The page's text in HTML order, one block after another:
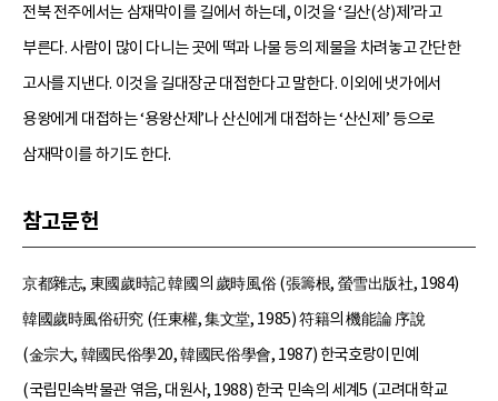
전북 전주에서는 삼재막이를 길에서 하는데, 이것을 ‘길산(상)제’라고
부른다. 사람이 많이 다니는 곳에 떡과 나물 등의 제물을 차려놓고 간단한
고사를 지낸다. 이것을 길대장군 대접한다고 말한다. 이외에 냇가에서
용왕에게 대접하는 ‘용왕산제’나 산신에게 대접하는 ‘산신제’ 등으로
삼재막이를 하기도 한다.
참고문헌
京都雜志, 東國歲時記 韓國의 歲時風俗 (張籌根, 螢雪出版社, 1984)
韓國歲時風俗硏究 (任東權, 集文堂, 1985) 符籍의 機能論 序說
(金宗大, 韓國民俗學20, 韓國民俗學會, 1987) 한국호랑이민예
(국립민속박물관 엮음, 대원사, 1988) 한국 민속의 세계5 (고려대학교